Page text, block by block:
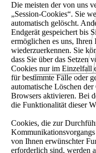
Die meisten der von uns
„Session-Cookies“. Sie
automatisch gelöscht.
Endgerät gespeichert bis
ermöglichen es uns,
wiederzuerkennen. Sie
dass Sie über das Setzen
Cookies nur im Einzelfall
für bestimmte Fälle oder
automatische Löschen
Browsers aktivieren. Bei
die Funktionalität dieser
Cookies, die zur
von Ihnen erwünschter
erforderlich sind, werden